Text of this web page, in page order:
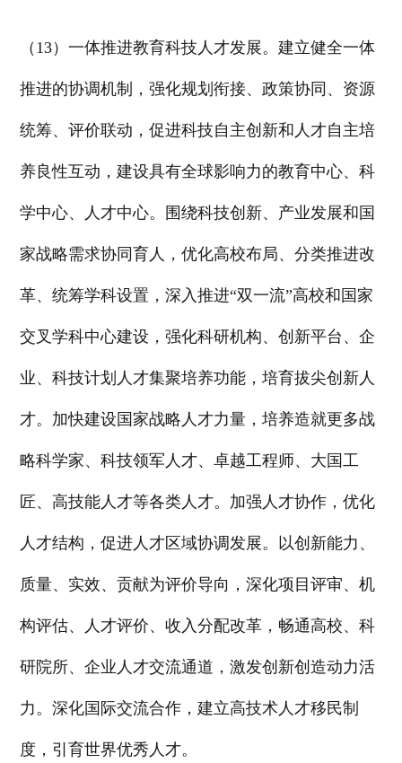
（13）一体推进教育科技人才发展。建立健全一体
推进的协调机制，强化规划衔接、政策协同、资源
统筹、评价联动，促进科技自主创新和人才自主培
养良性互动，建设具有全球影响力的教育中心、科
学中心、人才中心。围绕科技创新、产业发展和国
家战略需求协同育人，优化高校布局、分类推进改
革、统筹学科设置，深入推进“双一流”高校和国家
交叉学科中心建设，强化科研机构、创新平台、企
业、科技计划人才集聚培养功能，培育拔尖创新人
才。加快建设国家战略人才力量，培养造就更多战
略科学家、科技领军人才、卓越工程师、大国工
匠、高技能人才等各类人才。加强人才协作，优化
人才结构，促进人才区域协调发展。以创新能力、
质量、实效、贡献为评价导向，深化项目评审、机
构评估、人才评价、收入分配改革，畅通高校、科
研院所、企业人才交流通道，激发创新创造动力活
力。深化国际交流合作，建立高技术人才移民制
度，引育世界优秀人才。